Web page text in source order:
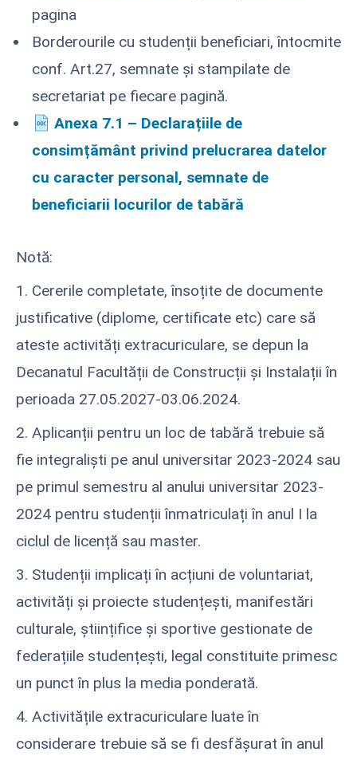
pagina
Borderourile cu studenții beneficiari, întocmite
conf. Art.27, semnate și stampilate de
secretariat pe fiecare pagină.
Anexa 7.1 – Declarațiile de
consimțământ privind prelucrarea datelor
cu caracter personal, semnate de
beneficiarii locurilor de tabără
Notă:
1. Cererile completate, însoțite de documente
justificative (diplome, certificate etc) care să
ateste activități extracuriculare, se depun la
Decanatul Facultății de Construcții și Instalații în
perioada 27.05.2027-03.06.2024.
2. Aplicanții pentru un loc de tabără trebuie să
fie integraliști pe anul universitar 2023-2024 sau
pe primul semestru al anului universitar 2023-
2024 pentru studenții înmatriculați în anul I la
ciclul de licență sau master.
3. Studenții implicați în acțiuni de voluntariat,
activități și proiecte studențești, manifestări
culturale, științifice și sportive gestionate de
federațiile studențești, legal constituite primesc
un punct în plus la media ponderată.
4. Activitățile extracuriculare luate în
considerare trebuie să se fi desfășurat în anul